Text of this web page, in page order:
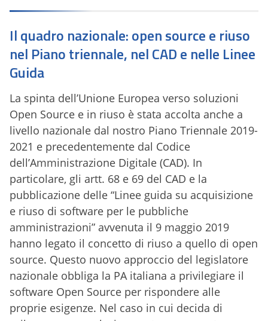
Il quadro nazionale: open source e riuso
nel Piano triennale, nel CAD e nelle Linee
Guida
La spinta dell’Unione Europea verso soluzioni
Open Source e in riuso è stata accolta anche a
livello nazionale dal nostro Piano Triennale 2019-
2021 e precedentemente dal Codice
dell’Amministrazione Digitale (CAD). In
particolare, gli artt. 68 e 69 del CAD e la
pubblicazione delle “Linee guida su acquisizione
e riuso di software per le pubbliche
amministrazioni” avvenuta il 9 maggio 2019
hanno legato il concetto di riuso a quello di open
source. Questo nuovo approccio del legislatore
nazionale obbliga la PA italiana a privilegiare il
software Open Source per rispondere alle
proprie esigenze. Nel caso in cui decida di